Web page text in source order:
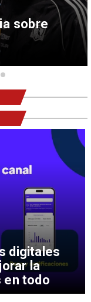
sobre
digitales
la
en todo